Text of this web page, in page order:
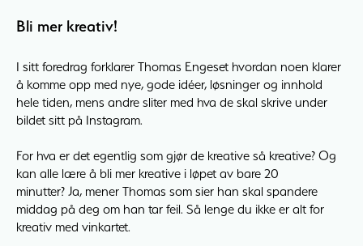
Bli mer kreativ!
I sitt foredrag forklarer Thomas Engeset hvordan noen klarer
å komme opp med nye, gode idéer, løsninger og innhold
hele tiden, mens andre sliter med hva de skal skrive under
bildet sitt på Instagram.
For hva er det egentlig som gjør de kreative så kreative? Og
kan alle lære å bli mer kreative i løpet av bare 20
minutter? Ja, mener Thomas som sier han skal spandere
middag på deg om han tar feil. Så lenge du ikke er alt for
kreativ med vinkartet.